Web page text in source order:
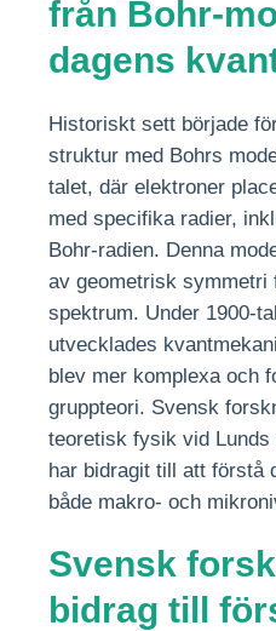
från Bohr-
dagens
Historiskt sett började
struktur med Bohrs
talet, där elektroner
med specifika radier,
Bohr-radien. Denna
av geometrisk symmetri
spektrum. Under 1900-
utvecklades
blev mer komplexa och
gruppteori. Svensk
teoretisk fysik vid Lunds
har bidragit till att förstå
både makro- och
Svensk
bidrag till